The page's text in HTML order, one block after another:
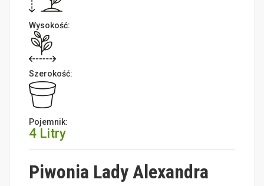
Wysokość:
Szerokość:
Pojemnik:
4 Litry
Piwonia Lady Alexandra